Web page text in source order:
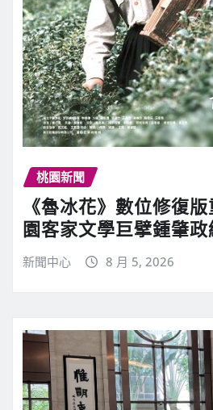
桃園新聞
《魯冰花》數位修復
園客家文學巨擘鍾肇
新聞中心 8 月 5, 2026